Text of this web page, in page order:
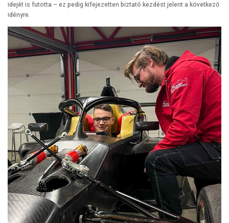
idejét is futotta – ez pedig kifejezetten biztató kezdést jelent a következő
idényre.